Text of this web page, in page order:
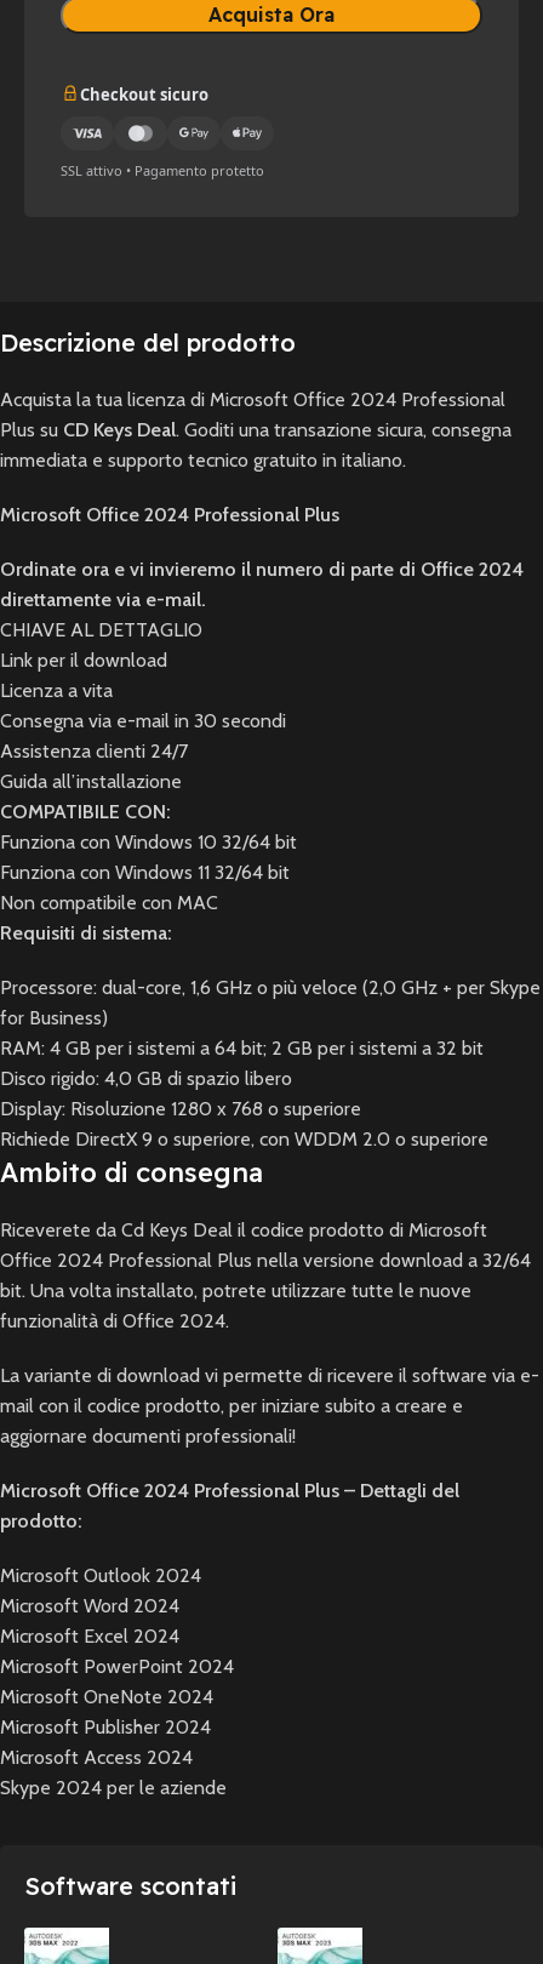
Acquista Ora
Checkout sicuro
SSL attivo • Pagamento protetto
Descrizione del prodotto
Acquista la tua licenza di Microsoft Office 2024 Professional
Plus su CD Keys Deal. Goditi una transazione sicura, consegna
immediata e supporto tecnico gratuito in italiano.
Microsoft Office 2024 Professional Plus
Ordinate ora e vi invieremo il numero di parte di Office 2024
direttamente via e-mail.
CHIAVE AL DETTAGLIO
Link per il download
Licenza a vita
Consegna via e-mail in 30 secondi
Assistenza clienti 24/7
Guida all’installazione
COMPATIBILE CON:
Funziona con Windows 10 32/64 bit
Funziona con Windows 11 32/64 bit
Non compatibile con MAC
Requisiti di sistema:
Processore: dual-core, 1,6 GHz o più veloce (2,0 GHz + per Skype
for Business)
RAM: 4 GB per i sistemi a 64 bit; 2 GB per i sistemi a 32 bit
Disco rigido: 4,0 GB di spazio libero
Display: Risoluzione 1280 x 768 o superiore
Richiede DirectX 9 o superiore, con WDDM 2.0 o superiore
Ambito di consegna
Riceverete da Cd Keys Deal il codice prodotto di Microsoft
Office 2024 Professional Plus nella versione download a 32/64
bit. Una volta installato, potrete utilizzare tutte le nuove
funzionalità di Office 2024.
La variante di download vi permette di ricevere il software via e-
mail con il codice prodotto, per iniziare subito a creare e
aggiornare documenti professionali!
Microsoft Office 2024 Professional Plus – Dettagli del
prodotto:
Microsoft Outlook 2024
Microsoft Word 2024
Microsoft Excel 2024
Microsoft PowerPoint 2024
Microsoft OneNote 2024
Microsoft Publisher 2024
Microsoft Access 2024
Skype 2024 per le aziende
Software scontati